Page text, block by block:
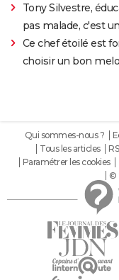
Tony Silvestre,
pas malade, c'est
Ce chef étoilé est
choisir un bon
Qui sommes-nous ?
Tous les articles
Paramétrer les cookies
©